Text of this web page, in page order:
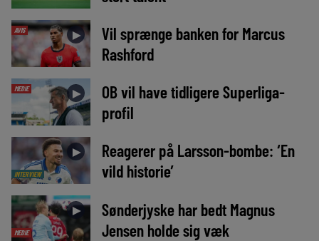
AVIS ►
Vil sprænge banken for Marcus
Rashford
MEDIE ►
OB vil have tidligere Superliga-
profil
INTERVIEW
►
Reagerer på Larsson-bombe: ‘En
vild historie’
MEDIE
►
Sønderjyske har bedt Magnus
Jensen holde sig væk